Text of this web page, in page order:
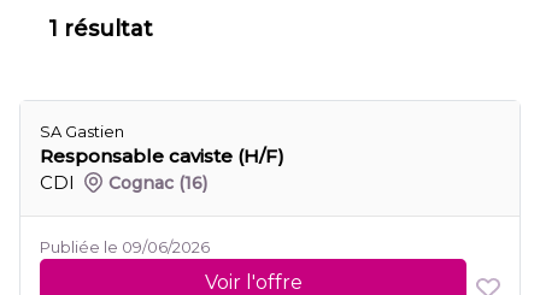
1 résultat
SA Gastien
Responsable caviste (H/F)
CDI
Cognac (16)
Publiée le 09/06/2026
Voir l'offre